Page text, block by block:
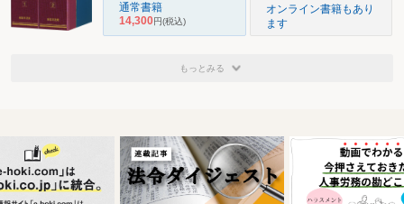
通常書籍
14,300円(税込)
オンライン書籍もあり
ます
もっとみる